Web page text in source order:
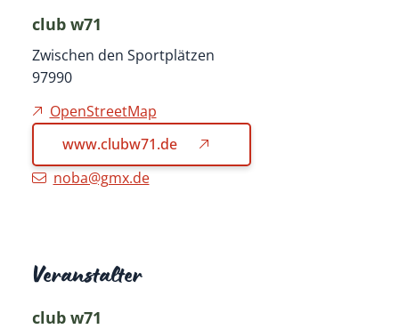
club w71
Zwischen den Sportplätzen
97990
OpenStreetMap
www.clubw71.de
noba@gmx.de
Veranstalter
club w71